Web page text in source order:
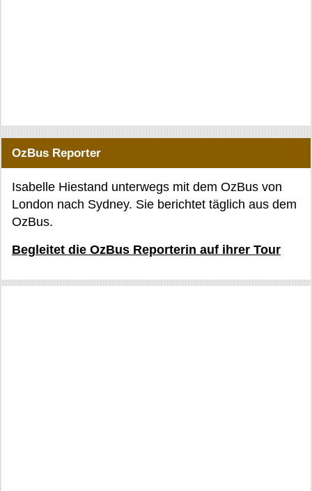
OzBus Reporter
Isabelle Hiestand unterwegs mit dem OzBus von
London nach Sydney. Sie berichtet täglich aus dem
OzBus.
Begleitet die OzBus Reporterin auf ihrer Tour